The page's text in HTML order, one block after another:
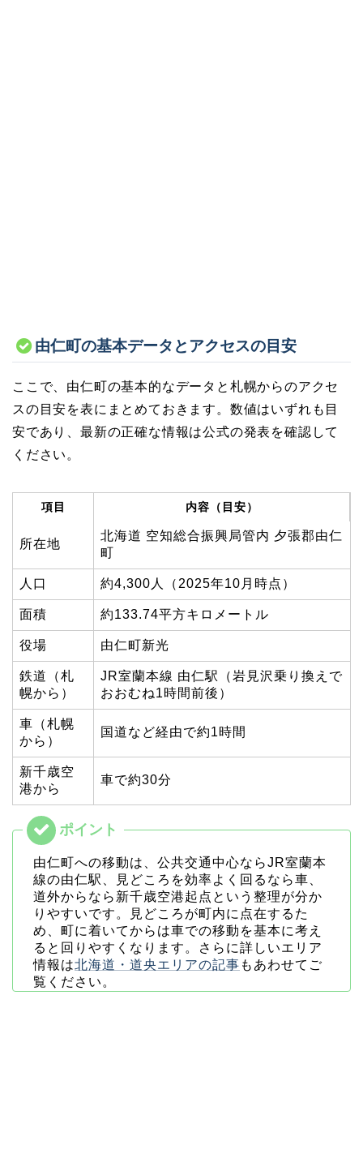
由仁町の基本データとアクセスの目安
ここで、由仁町の基本的なデータと札幌からのアクセ
スの目安を表にまとめておきます。数値はいずれも目
安であり、最新の正確な情報は公式の発表を確認して
ください。
項目 内容（目安）
所在地
北海道 空知総合振興局管内 夕張郡由仁
町
人口 約4,300人（2025年10月時点）
面積 約133.74平方キロメートル
役場 由仁町新光
鉄道（札
幌から）
JR室蘭本線 由仁駅（岩見沢乗り換えで
おおむね1時間前後）
車（札幌
から）
国道など経由で約1時間
新千歳空
港から
車で約30分
由仁町への移動は、公共交通中心ならJR室蘭本
線の由仁駅、見どころを効率よく回るなら車、
道外からなら新千歳空港起点という整理が分か
りやすいです。見どころが町内に点在するた
め、町に着いてからは車での移動を基本に考え
ると回りやすくなります。さらに詳しいエリア
情報は北海道・道央エリアの記事 もあわせてご
覧ください。